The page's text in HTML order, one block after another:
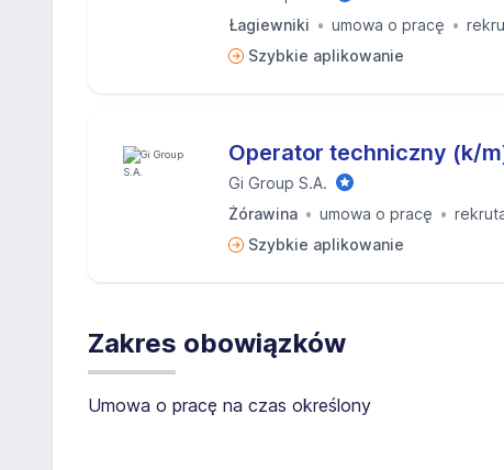
Łagiewniki
umowa o pracę
Szybkie aplikowanie
Operator techniczny (k/
Gi Group S.A.
Żórawina
umowa o pracę
Szybkie aplikowanie
Zakres obowiązków
Umowa o pracę na czas określony